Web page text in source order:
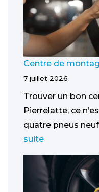
Centre de
7 juillet 2026
Trouver un bon
Pierrelatte, ce
quatre pneus
suite